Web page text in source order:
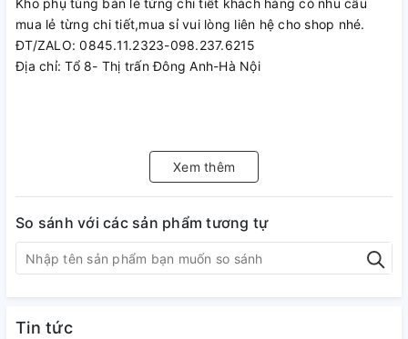
Kho phụ tùng bán lẻ từng chi tiết khách hàng có nhu cầu
mua lẻ từng chi tiết,mua sỉ vui lòng liên hệ cho shop nhé.
ĐT/ZALO: 0845.11.2323-098.237.6215
Địa chỉ: Tổ 8- Thị trấn Đông Anh-Hà Nội
Xem thêm
So sánh với các sản phẩm tương tự
Tin tức